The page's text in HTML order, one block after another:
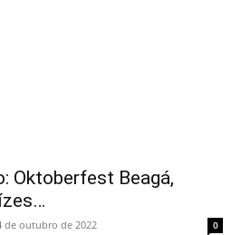
Oktoberfest Beagá,
de outubro de 2022 0